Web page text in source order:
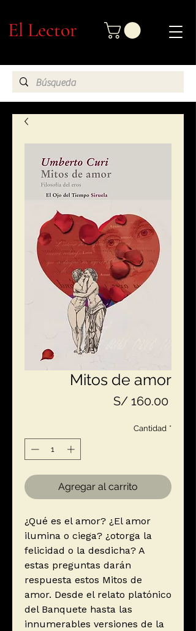
El Lector
Mitos de amor
S/ 160.00Precio
Cantidad *
Agregar al carrito
¿Qué es el amor? ¿El amor
ilumina o ciega? ¿otorga la
felicidad o la desdicha? A
estas preguntas darán
respuesta estos Mitos de
amor. Desde el relato platónico
del Banquete hasta las
innumerables versiones de la